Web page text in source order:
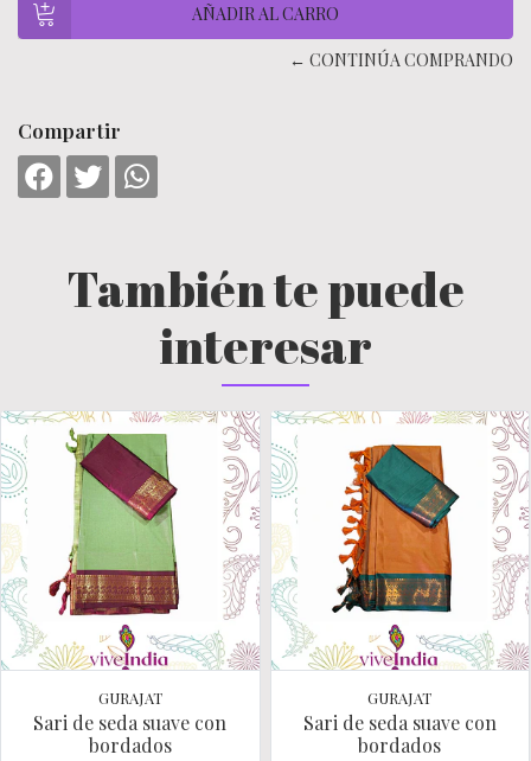
← CONTINÚA COMPRANDO
Compartir
También te puede
interesar
GURAJAT
Sari de seda suave con
bordados
GURAJAT
Sari de seda suave con
bordados